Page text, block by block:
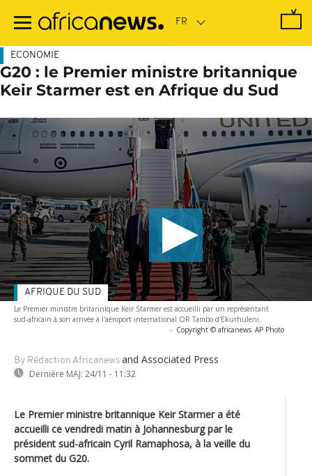
contenu
ECONOMIE
G20 : le Premier ministre britannique
Keir Starmer est en Afrique du Sud
Le Premier ministre britannique Keir Starmer est accueilli par un représentant
sud-africain à son arrivée à l'aéroport international OR Tambo d'Ekurhuleni.
- Copyright © africanews AP Photo
By Rédaction Africanews and Associated Press
Dernière MAJ: 24/11 - 11:32
AFRIQUE DU SUD
Le Premier ministre britannique Keir Starmer a été
accueilli ce vendredi matin à Johannesburg par le
président sud-africain Cyril Ramaphosa, à la veille du
sommet du G20.